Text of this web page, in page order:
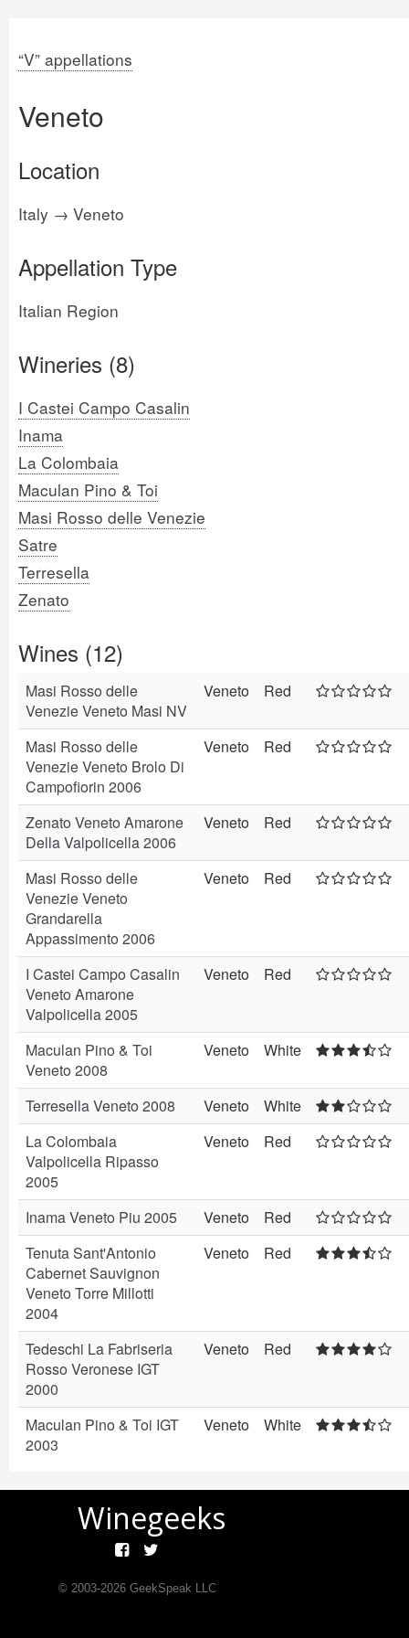
“V” appellations
Veneto
Location
Italy → Veneto
Appellation Type
Italian Region
Wineries (8)
I Castei Campo Casalin
Inama
La Colombaia
Maculan Pino & Toi
Masi Rosso delle Venezie
Satre
Terresella
Zenato
Wines (12)
Masi Rosso delle
Venezie Veneto Masi NV
Veneto Red
Masi Rosso delle
Venezie Veneto Brolo Di
Campofiorin 2006
Veneto Red
Zenato Veneto Amarone
Della Valpolicella 2006
Veneto Red
Masi Rosso delle
Venezie Veneto
Grandarella
Appassimento 2006
Veneto Red
I Castei Campo Casalin
Veneto Amarone
Valpolicella 2005
Veneto Red
Maculan Pino & Toi
Veneto 2008
Veneto White
Terresella Veneto 2008 Veneto
White
La Colombaia
Valpolicella Ripasso
2005
Veneto Red
Inama Veneto Piu 2005 Veneto
Red
Tenuta Sant'Antonio
Cabernet Sauvignon
Veneto Torre Millotti
2004
Veneto Red
Tedeschi La Fabriseria
Rosso Veronese IGT
2000
Veneto Red
Maculan Pino & Toi IGT
2003
Veneto White
Winegeeks
© 2003-2026GeekSpeak LLC